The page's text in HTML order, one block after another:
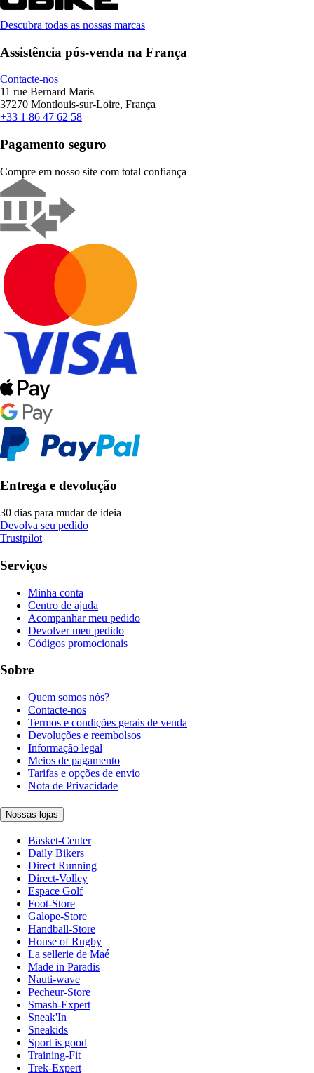
Descubra todas as nossas marcas
Assistência pós-venda na França
Contacte-nos
11 rue Bernard Maris
37270 Montlouis-sur-Loire, França
+33 1 86 47 62 58
Pagamento seguro
Compre em nosso site com total confiança
Entrega e devolução
30 dias para mudar de ideia
Devolva seu pedido
Trustpilot
Serviços
Minha conta
Centro de ajuda
Acompanhar meu pedido
Devolver meu pedido
Códigos promocionais
Sobre
Quem somos nós?
Contacte-nos
Termos e condições gerais de venda
Devoluções e reembolsos
Informação legal
Meios de pagamento
Tarifas e opções de envio
Nota de Privacidade
Nossas lojas
Basket-Center
Daily Bikers
Direct Running
Direct-Volley
Espace Golf
Foot-Store
Galope-Store
Handball-Store
House of Rugby
La sellerie de Maé
Made in Paradis
Nauti-wave
Pecheur-Store
Smash-Expert
Sneak'In
Sneakids
Sport is good
Training-Fit
Trek-Expert